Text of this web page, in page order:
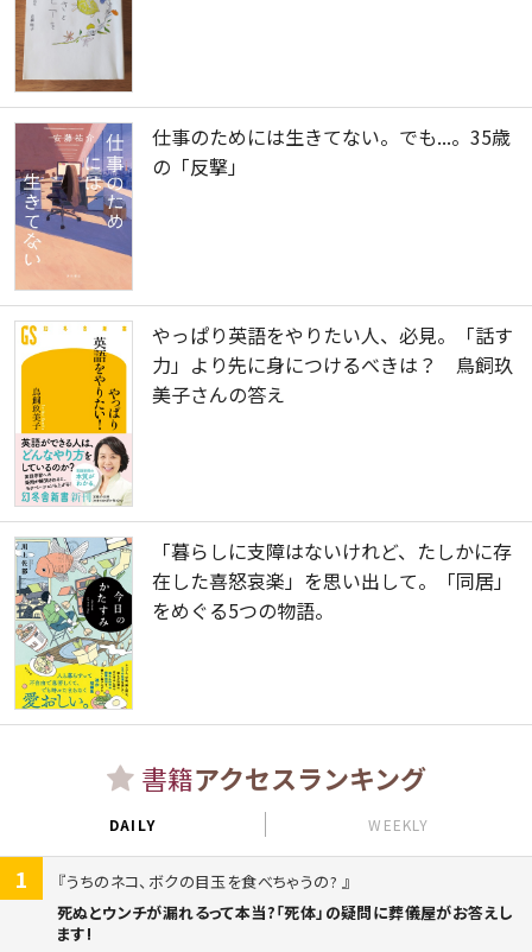
仕事のためには生きてない。でも...。35歳
の「反撃」
やっぱり英語をやりたい人、必見。「話す
力」より先に身につけるべきは？ 鳥飼玖
美子さんの答え
「暮らしに支障はないけれど、たしかに存
在した喜怒哀楽」を思い出して。「同居」
をめぐる5つの物語。
書籍アクセスランキング
DAILY WEEKLY
1
うちのネコ、ボクの目玉を食べちゃうの?
死ぬとウンチが漏れるって本当?「死体」の疑問に葬儀屋がお答えし
ます!